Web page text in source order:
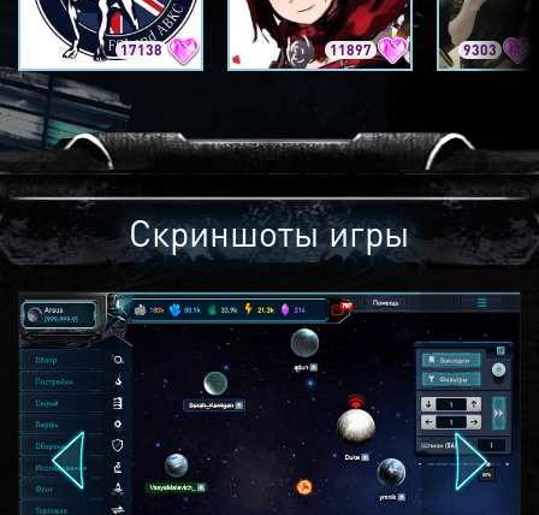
17138 11897 9303
Скриншоты игры